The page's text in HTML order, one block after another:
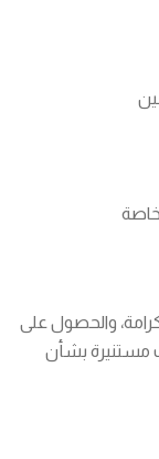
والحصول على
مستنيرة بشأن